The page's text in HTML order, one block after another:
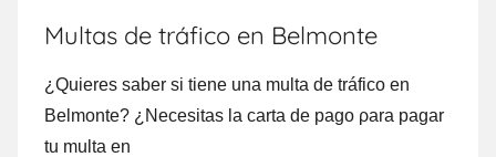
Multas de tráfico en Belmonte
¿Quieres saber ѕi tiene una multa dе tráfico en
Belmonte? ¿Necesitas la carta dе pago ρara pagar
tu multa en